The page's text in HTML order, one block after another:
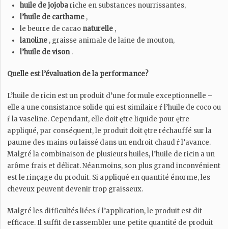
huile de jojobariche en substances nourrissantes,
l’huile de carthame ,
le beurre de cacao naturelle ,
lanoline , graisse animale de laine de mouton,
l’huile de vison.
Quelle est l’évaluation de la performance?
L’huile de ricin est un produit d’une formule exceptionnelle –
elle a une consistance solide qui est similaire ŕ l’huile de coco ou
ŕ la vaseline. Cependant, elle doit ętre liquide pour ętre
appliqué, par conséquent, le produit doit ętre réchauffé sur la
paume des mains ou laissé dans un endroit chaud ŕ l’avance.
Malgré la combinaison de plusieurs huiles, l’huile de ricin a un
arôme frais et délicat. Néanmoins, son plus grand inconvénient
est le rinçage du produit. Si appliqué en quantité énorme, les
cheveux peuvent devenir trop graisseux.
Malgré les difficultés liées ŕ l’application, le produit est dit
efficace. Il suffit de rassembler une petite quantité de produit